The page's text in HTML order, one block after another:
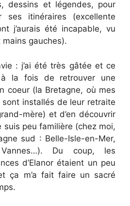
dessins et légendes, pour
ses itinéraires (excellente
j’aurais été incapable, vu
mains gauches).
: j’ai été très gâtée et ce
à la fois de retrouver une
coeur (la Bretagne, où mes
installés de leur retraite
mère) et d’en découvrir
peu familière (chez moi,
sud : Belle-Isle-en-Mer,
Du coup, les
d’Elanor étaient un peu
ça m’a fait faire un sacré